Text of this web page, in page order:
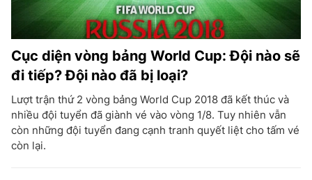
Cục diện vòng bảng World Cup: Đội nào sẽ
đi tiếp? Đội nào đã bị loại?
Lượt trận thứ 2 vòng bảng World Cup 2018 đã kết thúc và
nhiều đội tuyển đã giành vé vào vòng 1/8. Tuy nhiên vẫn
còn những đội tuyển đang cạnh tranh quyết liệt cho tấm vé
còn lại.